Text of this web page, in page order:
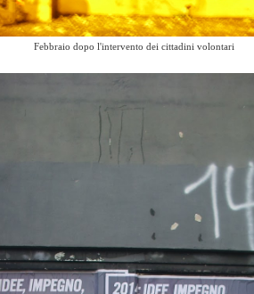
Febbraio dopo l'intervento dei cittadini volontari